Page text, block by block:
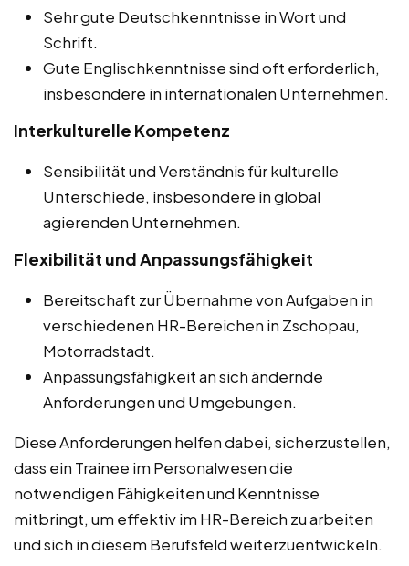
Sehr gute Deutschkenntnisse in Wort und
Schrift.
Gute Englischkenntnisse sind oft erforderlich,
insbesondere in internationalen Unternehmen.
Interkulturelle Kompetenz
Sensibilität und Verständnis für kulturelle
Unterschiede, insbesondere in global
agierenden Unternehmen.
Flexibilität und Anpassungsfähigkeit
Bereitschaft zur Übernahme von Aufgaben in
verschiedenen HR-Bereichen in Zschopau,
Motorradstadt.
Anpassungsfähigkeit an sich ändernde
Anforderungen und Umgebungen.
Diese Anforderungen helfen dabei, sicherzustellen,
dass ein Trainee im Personalwesen die
notwendigen Fähigkeiten und Kenntnisse
mitbringt, um effektiv im HR-Bereich zu arbeiten
und sich in diesem Berufsfeld weiterzuentwickeln.